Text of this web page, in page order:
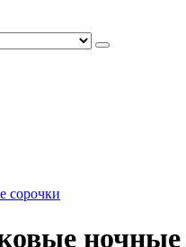
сорочки
ночные